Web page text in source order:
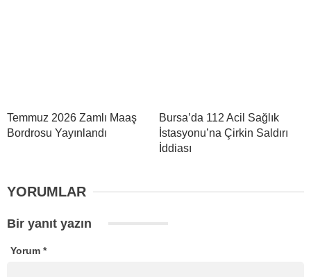
Temmuz 2026 Zamlı Maaş
Bordrosu Yayınlandı
Bursa’da 112 Acil Sağlık
İstasyonu’na Çirkin Saldırı
İddiası
YORUMLAR
Bir yanıt yazın
Yorum *